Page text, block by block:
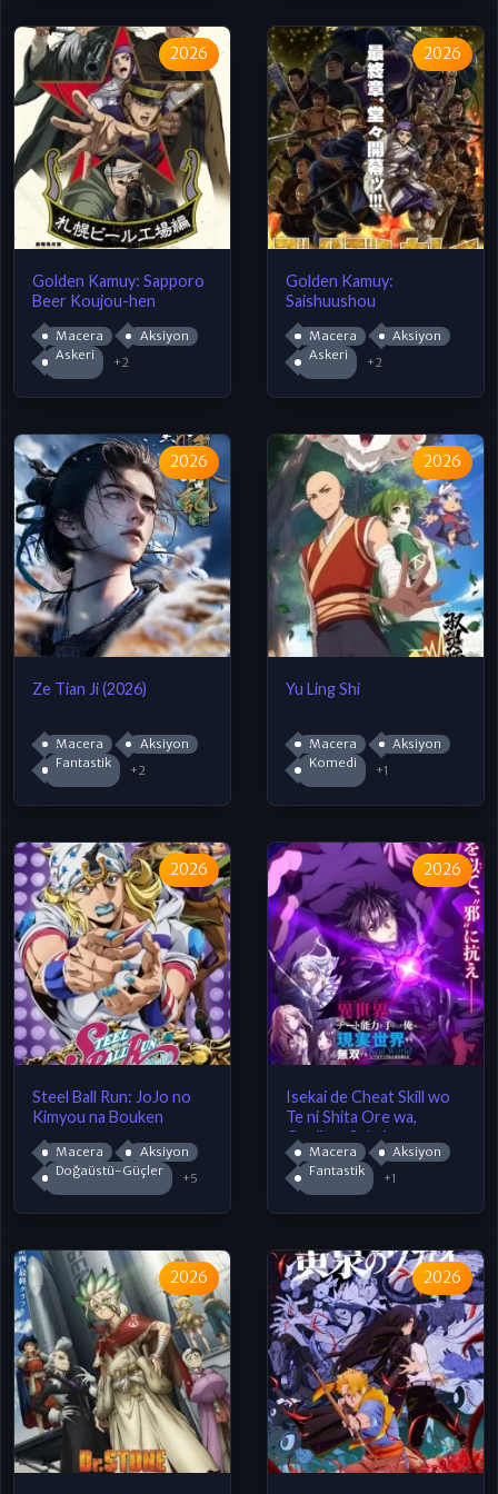
2026
Golden Kamuy: Sapporo
Beer Koujou-hen
Macera
Aksiyon
Askeri
+2
2026
Golden Kamuy:
Saishuushou
Macera
Aksiyon
Askeri
+2
2026
Ze Tian Ji (2026)
Macera
Aksiyon
Fantastik
+2
2026
Yu Ling Shi
Macera
Aksiyon
Komedi
+1
2026
Steel Ball Run: JoJo no
Kimyou na Bouken
Macera
Aksiyon
Doğaüstü-Güçler
+5
2026
Isekai de Cheat Skill wo
Te ni Shita Ore wa,
Genjitsu Sekai wo mo
Musou Suru: Level Up wa
Jinsei wo Kaeta (TV
Special)
Macera
Aksiyon
Fantastik
+1
2026 2026